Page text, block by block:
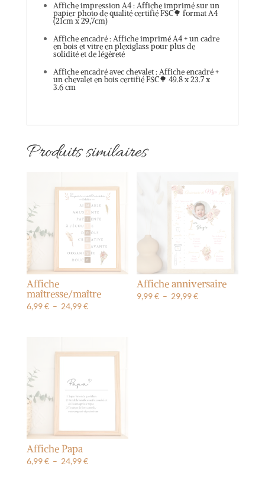
Affiche impression A4 : Affiche imprimé sur un
papier photo de qualité certifié FSC🌳 format A4
(21cm x 29,7cm)
Affiche encadré : Affiche imprimé A4 + un cadre
en bois et vitre en plexiglass pour plus de
solidité et de légèreté
Affiche encadré avec chevalet : Affiche encadré +
un chevalet en bois certifié FSC🌳 49.8 x 23.7 x
3.6 cm
Produits similaires
Affiche
maîtresse/maître
6,99€ – 24,99€Plage
à
Affiche anniversaire
9,99€ – 29,99€Plage
Affiche Papa
6,99€ – 24,99€Plage